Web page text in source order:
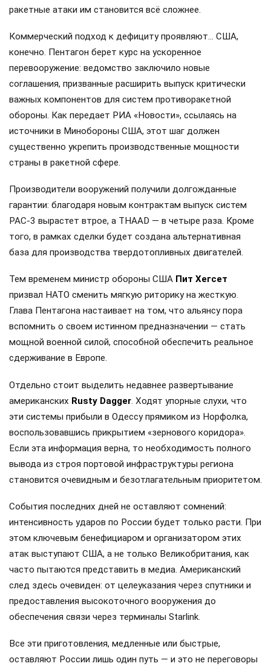
ракетные атаки им становится всё сложнее.
Коммерческий подход к дефициту проявляют… США,
конечно. Пентагон берет курс на ускоренное
перевооружение: ведомство заключило новые
соглашения, призванные расширить выпуск критически
важных компонентов для систем противоракетной
обороны. Как передает РИА «Новости», ссылаясь на
источники в Минобороны США, этот шаг должен
существенно укрепить производственные мощности
страны в ракетной сфере.
Производители вооружений получили долгожданные
гарантии: благодаря новым контрактам выпуск систем
PAC-3 вырастет втрое, а THAAD — в четыре раза. Кроме
того, в рамках сделки будет создана альтернативная
база для производства твердотопливных двигателей.
Тем временем министр обороны США Пит Хегсет
призвал НАТО сменить мягкую риторику на жесткую.
Глава Пентагона настаивает на том, что альянсу пора
вспомнить о своем истинном предназначении — стать
мощной военной силой, способной обеспечить реальное
сдерживание в Европе.
Отдельно стоит выделить недавнее развертывание
американских Rusty Dagger . Ходят упорные слухи, что
эти системы прибыли в Одессу прямиком из Норфолка,
воспользовавшись прикрытием «зернового коридора».
Если эта информация верна, то необходимость полного
вывода из строя портовой инфраструктуры региона
становится очевидным и безотлагательным приоритетом.
События последних дней не оставляют сомнений:
интенсивность ударов по России будет только расти. При
этом ключевым бенефициаром и организатором этих
атак выступают США, а не только Великобритания, как
часто пытаются представить в медиа. Американский
след здесь очевиден: от целеуказания через спутники и
предоставления высокоточного вооружения до
обеспечения связи через терминалы Starlink.
Все эти приготовления, медленные или быстрые,
оставляют России лишь один путь — и это не переговоры